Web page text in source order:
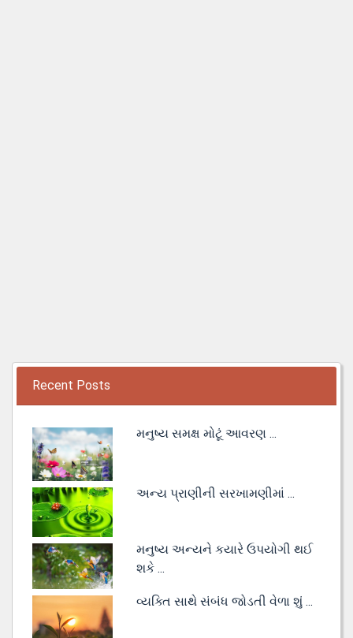
Recent Posts
મનુષ્ય સમક્ષ મોટૂં આવરણ ...
અન્ય પ્રાણીની સરખામણીમાં ...
મનુષ્ય અન્યને કયારે ઉપયોગી થઈ
શકે ...
વ્યક્તિ સાથે સંબંધ જોડતી વેળા શું ...